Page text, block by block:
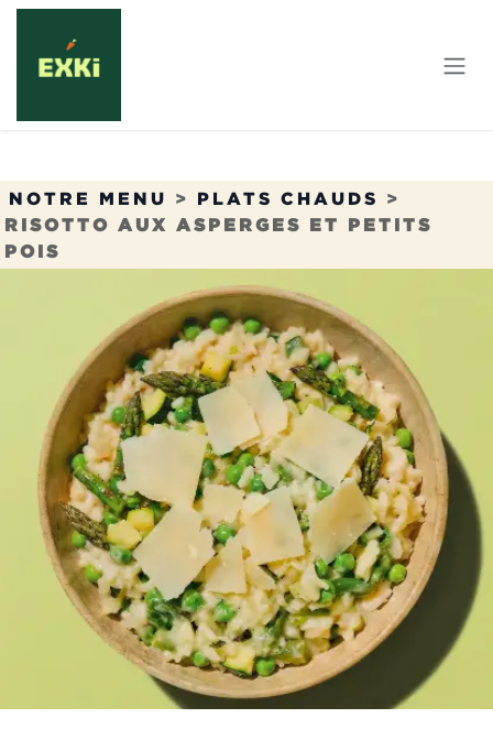
Se rendre au contenu
NOTRE MENU > PLATS CHAUDS >
RISOTTO AUX ASPERGES ET PETITS
POIS